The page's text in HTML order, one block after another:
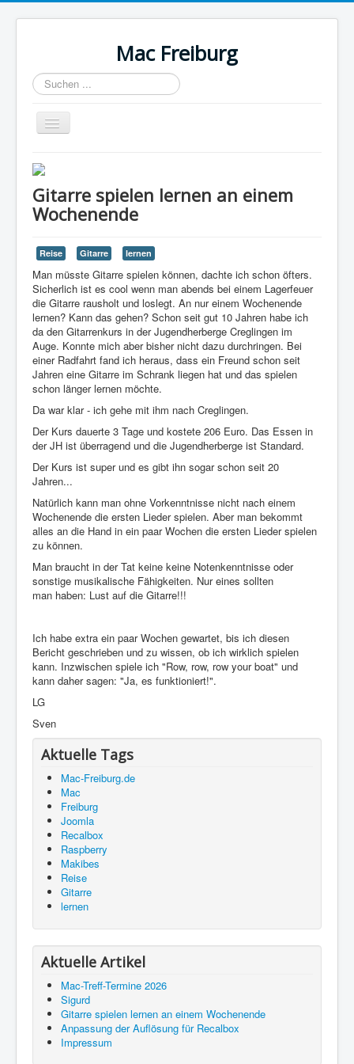
Mac Freiburg
Suchen
...
Navigation
an/aus
Kontaktformular
Gitarre spielen lernen an einem
Wochenende
Reise Gitarre lernen
Man müsste Gitarre spielen können, dachte ich schon öfters.
Sicherlich ist es cool wenn man abends bei einem Lagerfeuer
die Gitarre rausholt und loslegt. An nur einem Wochenende
lernen? Kann das gehen? Schon seit gut 10 Jahren habe ich
da den Gitarrenkurs in der Jugendherberge Creglingen im
Auge. Konnte mich aber bisher nicht dazu durchringen. Bei
einer Radfahrt fand ich heraus, dass ein Freund schon seit
Jahren eine Gitarre im Schrank liegen hat und das spielen
schon länger lernen möchte.
Da war klar - ich gehe mit ihm nach Creglingen.
Der Kurs dauerte 3 Tage und kostete 206 Euro. Das Essen in
der JH ist überragend und die Jugendherberge ist Standard.
Der Kurs ist super und es gibt ihn sogar schon seit 20
Jahren...
Natürlich kann man ohne Vorkenntnisse nicht nach einem
Wochenende die ersten Lieder spielen. Aber man bekommt
alles an die Hand in ein paar Wochen die ersten Lieder spielen
zu können.
Man braucht in der Tat keine keine Notenkenntnisse oder
sonstige musikalische Fähigkeiten. Nur eines sollten
man haben: Lust auf die Gitarre!!!
Ich habe extra ein paar Wochen gewartet, bis ich diesen
Bericht geschrieben und zu wissen, ob ich wirklich spielen
kann. Inzwischen spiele ich "Row, row, row your boat" und
kann daher sagen: "Ja, es funktioniert!".
LG
Sven
Aktuelle Tags
Mac-Freiburg.de
Mac
Freiburg
Joomla
Recalbox
Raspberry
Makibes
Reise
Gitarre
lernen
Aktuelle Artikel
Mac-Treff-Termine 2026
Sigurd
Gitarre spielen lernen an einem Wochenende
Anpassung der Auflösung für Recalbox
Impressum